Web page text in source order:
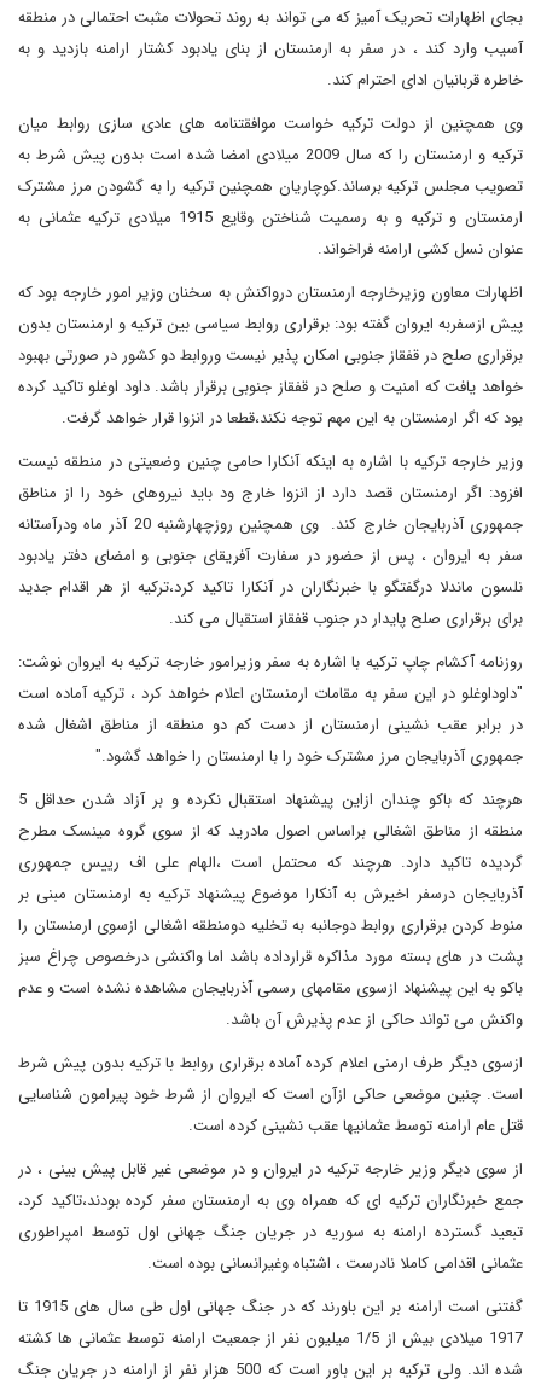
بجای اظهارات تحریک آمیز که می تواند به روند تحولات مثبت احتمالی در منطقه
آسیب وارد کند ، در سفر به ارمنستان از بنای یادبود کشتار ارامنه بازدید و به
خاطره قربانیان ادای احترام کند.
وی همچنین از دولت ترکیه خواست موافقتنامه های عادی سازی روابط میان
ترکیه و ارمنستان را که سال 2009 میلادی امضا شده است بدون پیش شرط به
تصویب مجلس ترکیه برساند.کوچاریان همچنین ترکیه را به گشودن مرز مشترک
ارمنستان و ترکیه و به رسمیت شناختن وقایع 1915 میلادی ترکیه عثمانی به
عنوان نسل کشی ارامنه فراخواند.
اظهارات معاون وزیرخارجه ارمنستان درواکنش به سخنان وزیر امور خارجه بود که
پیش ازسفربه ایروان گفته بود: برقراری روابط سیاسی بین ترکیه و ارمنستان بدون
برقراری صلح در قفقاز جنوبی امکان پذیر نیست وروابط دو کشور در صورتی بهبود
خواهد یافت که امنیت و صلح در قفقاز جنوبی برقرار باشد. داود اوغلو تاکید کرده
بود که اگر ارمنستان به این مهم توجه نکند،قطعا در انزوا قرار خواهد گرفت.
وزیر خارجه ترکیه با اشاره به اینکه آنکارا حامی چنین وضعیتی در منطقه نیست
افزود: اگر ارمنستان قصد دارد از انزوا خارج ود باید نیروهای خود را از مناطق
جمهوری آذربایجان خارج کند. وی همچنین روزچهارشنبه 20 آذر ماه ودرآستانه
سفر به ایروان ، پس از حضور در سفارت آفریقای جنوبی و امضای دفتر یادبود
نلسون ماندلا درگفتگو با خبرنگاران در آنکارا تاکید کرد،ترکیه از هر اقدام جدید
برای برقراری صلح پایدار در جنوب قفقاز استقبال می کند.
روزنامه آکشام چاپ ترکیه با اشاره به سفر وزیرامور خارجه ترکیه به ایروان نوشت:
"داوداوغلو در این سفر به مقامات ارمنستان اعلام خواهد کرد ، ترکیه آماده است
در برابر عقب نشینی ارمنستان از دست کم دو منطقه از مناطق اشغال شده
جمهوری آذربایجان مرز مشترک خود را با ارمنستان را خواهد گشود."
هرچند که باکو چندان ازاین پیشنهاد استقبال نکرده و بر آزاد شدن حداقل 5
منطقه از مناطق اشغالی براساس اصول مادرید که از سوی گروه مینسک مطرح
گردیده تاکید دارد. هرچند که محتمل است ،الهام علی اف رییس جمهوری
آذربایجان درسفر اخیرش به آنکارا موضوع پیشنهاد ترکیه به ارمنستان مبنی بر
منوط کردن برقراری روابط دوجانبه به تخلیه دومنطقه اشغالی ازسوی ارمنستان را
پشت در های بسته مورد مذاکره قرارداده باشد اما واکنشی درخصوص چراغ سبز
باکو به این پیشنهاد ازسوی مقامهای رسمی آذربایجان مشاهده نشده است و عدم
واکنش می تواند حاکی از عدم پذیرش آن باشد.
ازسوی دیگر طرف ارمنی اعلام کرده آماده برقراری روابط با ترکیه بدون پیش شرط
است. چنین موضعی حاکی ازآن است که ایروان از شرط خود پیرامون شناسایی
قتل عام ارامنه توسط عثمانیها عقب نشینی کرده است.
از سوی دیگر وزیر خارجه ترکیه در ایروان و در موضعی غیر قابل پیش بینی ، در
جمع خبرنگاران ترکیه ای که همراه وی به ارمنستان سفر کرده بودند،تاکید کرد،
تبعید گسترده ارامنه به سوریه در جریان جنگ جهانی اول توسط امپراطوری
عثمانی اقدامی کاملا نادرست ، اشتباه وغیرانسانی بوده است.
گفتنی است ارامنه بر این باورند که در جنگ جهانی اول طی سال های 1915 تا
1917 میلادی بیش از 1/5 میلیون نفر از جمعیت ارامنه توسط عثمانی ها کشته
شده اند. ولی ترکیه بر این باور است که 500 هزار نفر از ارامنه در جریان جنگ